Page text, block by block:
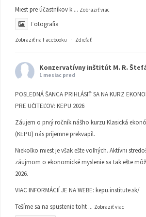
Miest pre účastníkov k ... Zobraziť viac
Fotografia
Zobraziť na Facebooku · Zdieľať
Konzervatívny inštitút M. R.
1 mesiac pred
POSLEDNÁ ŠANCA PRIHLÁSIŤ SA NA KURZ
PRE UČITEĽOV: KEPU 2026
Záujem o prvý ročník nášho kurzu Klasická
(KEPU) nás príjemne prekvapil.
Niekoľko miest je však ešte voľných. Aktívni
záujmom o ekonomické myslenie sa tak ešte
2026.
VIAC INFORMÁCIÍ JE NA WEBE: kepu.institute.sk/
Tešíme sa na spustenie toht ... Zobraziť viac